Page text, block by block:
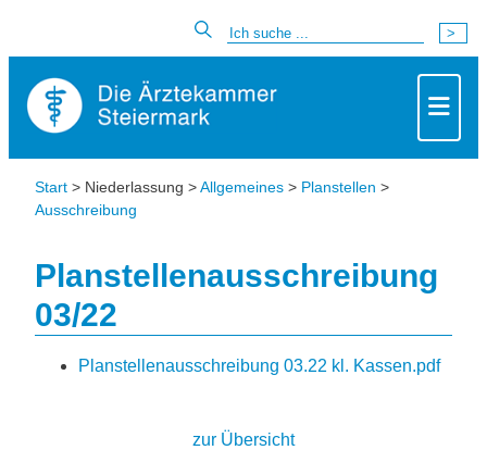
Start > Niederlassung >Allgemeines > Planstellen >
Ausschreibung
Planstellenausschreibung
03/22
Planstellenausschreibung 03.22 kl. Kassen.pdf
zur Übersicht